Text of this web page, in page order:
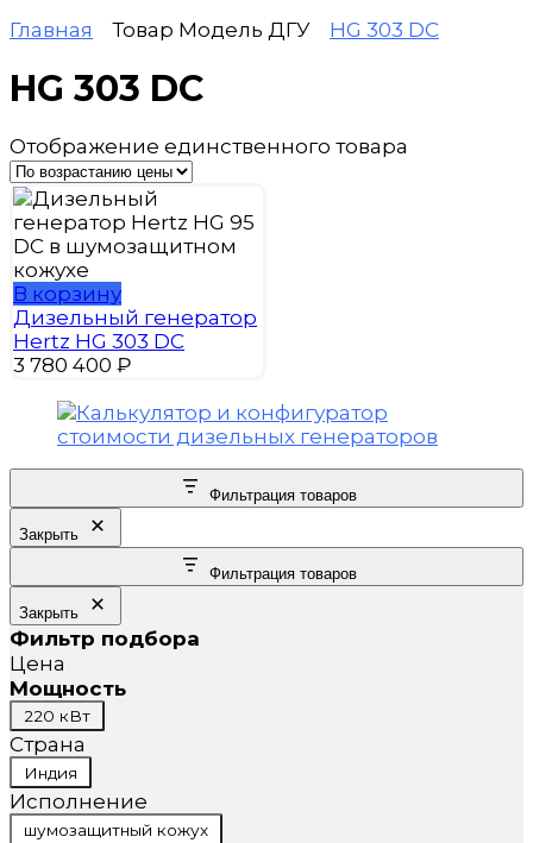
Главная
Товар Модель ДГУ HG 303 DC
HG 303 DC
Отображение единственного товара
В корзину
Дизельный генератор
Hertz HG 303 DC
3 780 400 ₽
Фильтрация товаров
Закрыть
Фильтрация товаров
Закрыть
Фильтр подбора
Цена
Мощность
Мощность
220 кВт
Страна
Страна
Индия
Исполнение
Исполнение
шумозащитный кожух